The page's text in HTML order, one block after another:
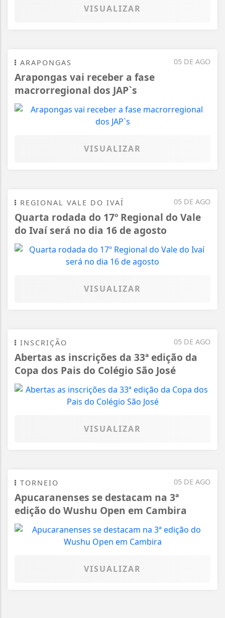
VISUALIZAR
05 DE AGO
ARAPONGAS
Arapongas vai receber a fase
macrorregional dos JAP`s
VISUALIZAR
05 DE AGO
REGIONAL VALE DO IVAÍ
Quarta rodada do 17º Regional do Vale
do Ivaí será no dia 16 de agosto
VISUALIZAR
05 DE AGO
INSCRIÇÃO
Abertas as inscrições da 33ª edição da
Copa dos Pais do Colégio São José
VISUALIZAR
05 DE AGO
TORNEIO
Apucaranenses se destacam na 3ª
edição do Wushu Open em Cambira
VISUALIZAR